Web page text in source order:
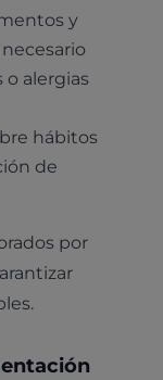
y
o alergias
hábitos
de
por